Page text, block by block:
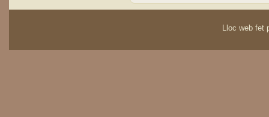
Lloc web fet